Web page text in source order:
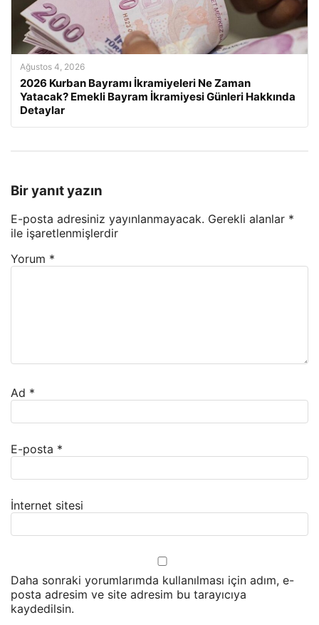
Ağustos 4, 2026
2026 Kurban Bayramı İkramiyeleri Ne Zaman
Yatacak? Emekli Bayram İkramiyesi Günleri Hakkında
Detaylar
Bir yanıt yazın
E-posta adresiniz yayınlanmayacak. Gerekli alanlar *
ile işaretlenmişlerdir
Yorum *
Ad *
E-posta *
İnternet sitesi
Daha sonraki yorumlarımda kullanılması için adım, e-
posta adresim ve site adresim bu tarayıcıya
kaydedilsin.